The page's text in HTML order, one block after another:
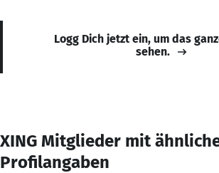
Logg Dich jetzt ein, um das
sehen.
XING Mitglieder mit
Profilangaben